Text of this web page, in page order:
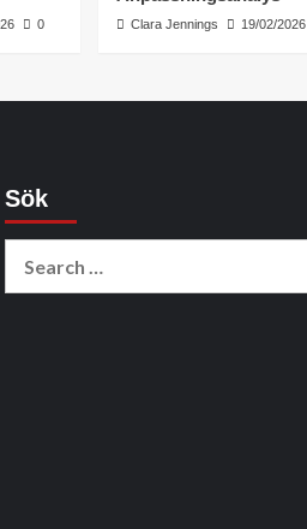
0 Clara Jennings 19/02/2026
Sök